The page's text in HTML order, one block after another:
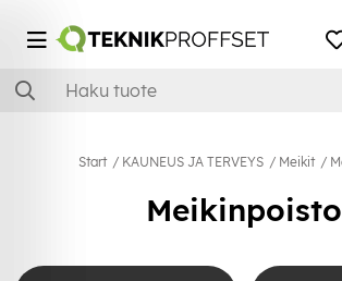
Start KAUNEUS JA TERVEYS Meikit
Meikinpoisto